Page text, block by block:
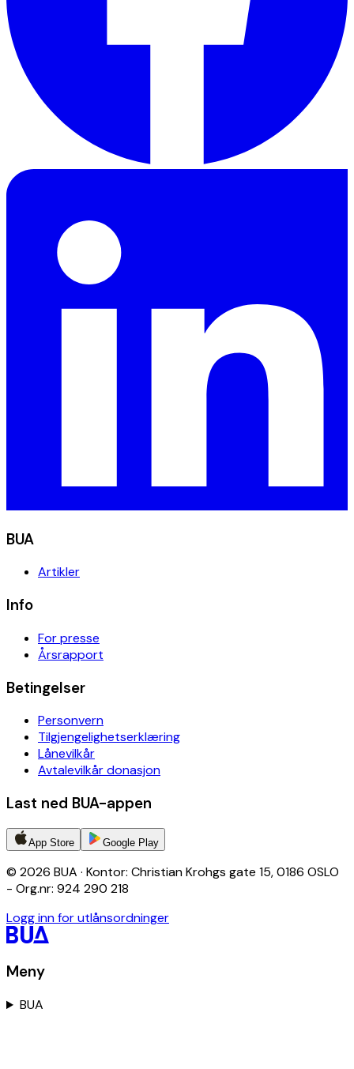
BUA
Artikler
Info
For presse
Årsrapport
Betingelser
Personvern
Tilgjengelighetserklæring
Lånevilkår
Avtalevilkår donasjon
Last ned BUA-appen
App Store Google Play
© 2026 BUA · Kontor: Christian Krohgs gate 15, 0186 OSLO
- Org.nr: 924 290 218
Logg inn for utlånsordninger
Meny
BUA